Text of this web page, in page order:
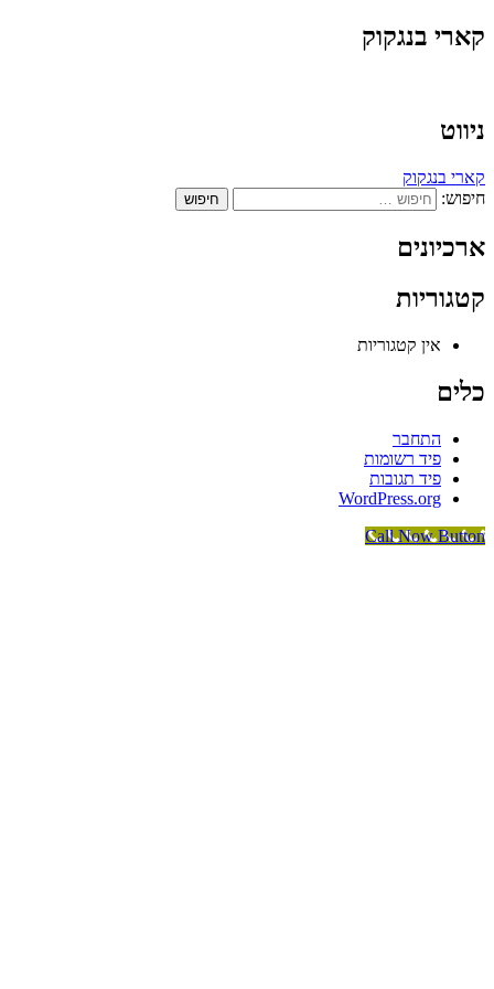
קארי בנגקוק
ניווט
קארי בנגקוק
חיפוש:
ארכיונים
קטגוריות
אין קטגוריות
כלים
התחבר
פיד רשומות
פיד תגובות
WordPress.org
Call Now Button